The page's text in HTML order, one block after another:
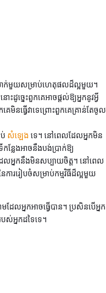
លាក់មួយសម្រាប់ហេតុផលដ៏ល្អមួយ។
ច្នេះពួកគេអាចផ្តល់ឱ្យអ្នកនូវអ្វី
េមិនធ្វើវាទេព្រោះពួកគេគ្រាន់តែចូល
សំឡេង ទេ។ នៅពេលដែលអ្នកមិន
ន្លែងអាចនឹងបង់ប្រាក់ឱ្យ
លអ្នកនឹងមិនសប្បាយចិត្ត។ នៅពេល
ៃការរៀបចំសម្រាប់កម្មវិធីដ៏ល្អមួយ
លអ្នកអាចធ្វើបាន។ ប្រសិនបើអ្នក
ស់អ្នកដទៃទេ។